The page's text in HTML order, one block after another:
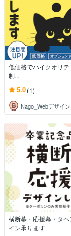
低価格でハイクオリ
制...
5.0(1)
Nago_Webデザイン
横断幕・応援幕・タ
イン承ります